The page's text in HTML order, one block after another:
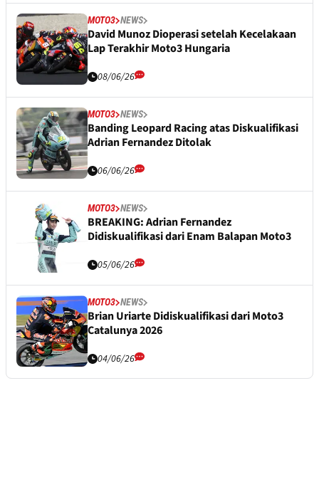
MOTO3 NEWS
David Munoz Dioperasi setelah Kecelakaan
Lap Terakhir Moto3 Hungaria
08/06/26
MOTO3 NEWS
Banding Leopard Racing atas Diskualifikasi
Adrian Fernandez Ditolak
06/06/26
MOTO3 NEWS
BREAKING: Adrian Fernandez
Didiskualifikasi dari Enam Balapan Moto3
05/06/26
MOTO3 NEWS
Brian Uriarte Didiskualifikasi dari Moto3
Catalunya 2026
04/06/26